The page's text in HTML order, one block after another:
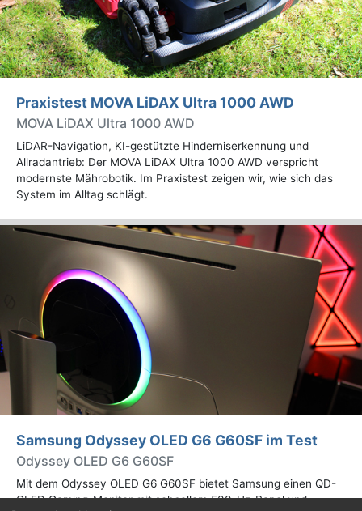
Praxistest MOVA LiDAX Ultra 1000 AWD
MOVA LiDAX Ultra 1000 AWD
LiDAR-Navigation, KI-gestützte Hinderniserkennung und
Allradantrieb: Der MOVA LiDAX Ultra 1000 AWD verspricht
modernste Mährobotik. Im Praxistest zeigen wir, wie sich das
System im Alltag schlägt.
Samsung Odyssey OLED G6 G60SF im Test
Odyssey OLED G6 G60SF
Mit dem Odyssey OLED G6 G60SF bietet Samsung einen QD-
OLED Gaming-Monitor mit schnellem 500-Hz-Panel und